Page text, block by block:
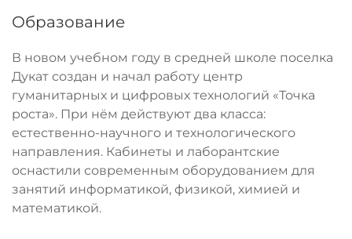
Образование
В новом учебном году в средней школе поселка
Дукат создан и начал работу центр
гуманитарных и цифровых технологий «Точка
роста». При нём действуют два класса:
естественно-научного и технологического
направления. Кабинеты и лаборантские
оснастили современным оборудованием для
занятий информатикой, физикой, химией и
математикой.